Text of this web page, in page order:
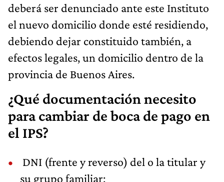
deberá ser denunciado ante este Instituto
el nuevo domicilio donde esté residiendo,
debiendo dejar constituido también, a
efectos legales, un domicilio dentro de la
provincia de Buenos Aires.
¿Qué documentación necesito
para cambiar de boca de pago en
el IPS?
DNI (frente y reverso) del o la titular y
su grupo familiar;